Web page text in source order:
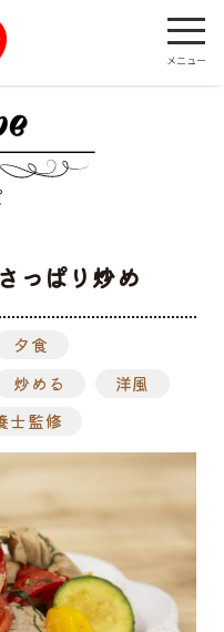
っぱり炒め
夕食
炒める
洋風
士監修